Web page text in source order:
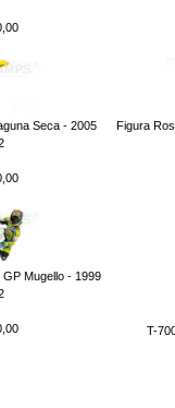
Seca - 2005
Figura
Mugello - 1999
T-